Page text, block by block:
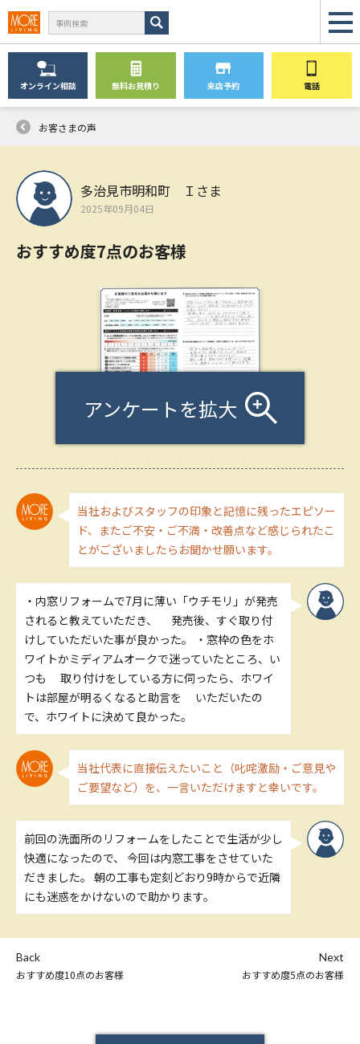
オンライン相談 無料お見積り 来店予約 電話
お客さまの声
多治見市明和町 Ｉさま
2025年09月04日
おすすめ度7点のお客様
アンケートを拡大
当社およびスタッフの印象と記憶に残ったエピソー
ド、またご不安・ご不満・改善点など感じられたこ
とがございましたらお聞かせ願います。
・内窓リフォームで7月に薄い「ウチモリ」が発売
されると教えていただき、 発売後、すぐ取り付
けしていただいた事が良かった。 ・窓枠の色をホ
ワイトかミディアムオークで迷っていたところ、い
つも 取り付けをしている方に伺ったら、ホワイ
トは部屋が明るくなると助言を いただいたの
で、ホワイトに決めて良かった。
当社代表に直接伝えたいこと（叱咤激励・ご意見や
ご要望など）を、一言いただけますと幸いです。
前回の洗面所のリフォームをしたことで生活が少し
快適になったので、 今回は内窓工事をさせていた
だきました。 朝の工事も定刻どおり9時からで近隣
にも迷惑をかけないので助かります。
Back
おすすめ度10点のお客様
Next
おすすめ度5点のお客様